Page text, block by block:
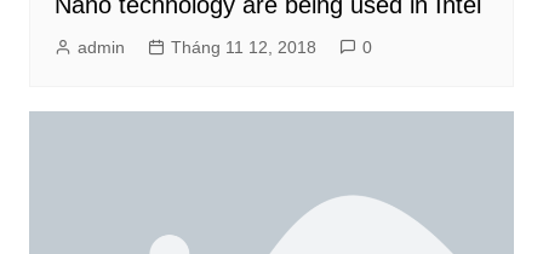
Nano technology are being used in Intel
admin Tháng 11 12, 2018 0